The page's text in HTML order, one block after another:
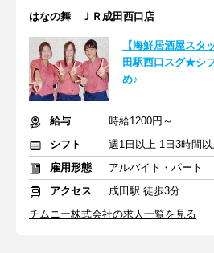
はなの舞 ＪＲ成田西口店
【海鮮居酒屋ス
田駅西口スグ★シ
め♪
給与
時給1200円～
シフト
雇用形態
アルバイト・パート
アクセス
成田駅 徒歩3分
チムニー株式会社の求人一覧を見る